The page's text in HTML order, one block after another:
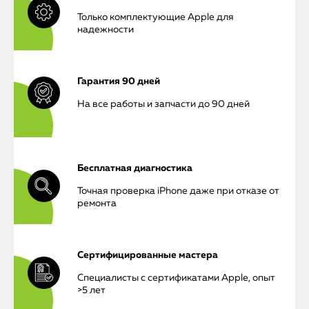
iPhone
MacBook
Watch
Только комплектующие Apple для
надежности
Гарантия 90 дней
На все работы и запчасти до 90 дней
Бесплатная диагностика
Точная проверка iPhone даже при отказе от
ремонта
Сертифицированные мастера
Специалисты с сертификатами Apple, опыт
>5 лет